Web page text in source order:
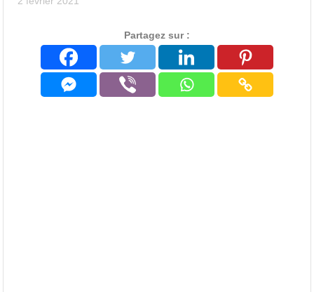
Partagez sur :